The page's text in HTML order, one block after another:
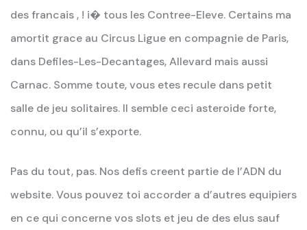
des francais , ! i� tous les Contree-Eleve. Certains ma
amortit grace au Circus Ligue en compagnie de Paris,
dans Defiles-Les-Decantages, Allevard mais aussi
Carnac. Somme toute, vous etes recule dans petit
salle de jeu solitaires. Il semble ceci asteroide forte,
connu, ou qu’il s’exporte.
Pas du tout, pas. Nos defis creent partie de l’ADN du
website. Vous pouvez toi accorder a d’autres equipiers
en ce qui concerne vos slots et jeu de des elus sauf